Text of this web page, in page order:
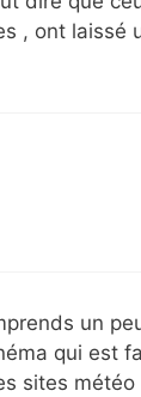
, ont laissé
un
qui est
sites